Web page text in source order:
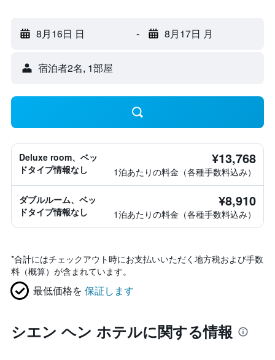
8月16日 日 - 8月17日 月
宿泊者2名, 1​部屋
Deluxe room、ベッ
ドタイプ情報なし
¥13,768
1泊あたりの料金（各種手数料込み）
ダブルルーム、ベッ
ドタイプ情報なし
¥8,910
1泊あたりの料金（各種手数料込み）
*合計にはチェックアウト時にお支払いいただく地方税および手数
料（概算）が含まれています。
最低価格を 保証します
シエン ヘン ホテルに関する情報